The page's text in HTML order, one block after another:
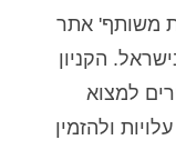
משותף'אתר
הקניון
למצוא
ולהזמין